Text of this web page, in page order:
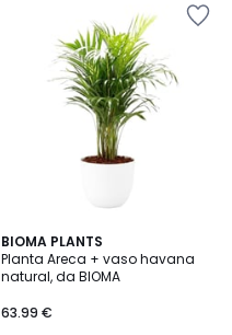
BIOMA PLANTS
Planta Areca + vaso havana
natural, da BIOMA
63.99 €
2
Cores